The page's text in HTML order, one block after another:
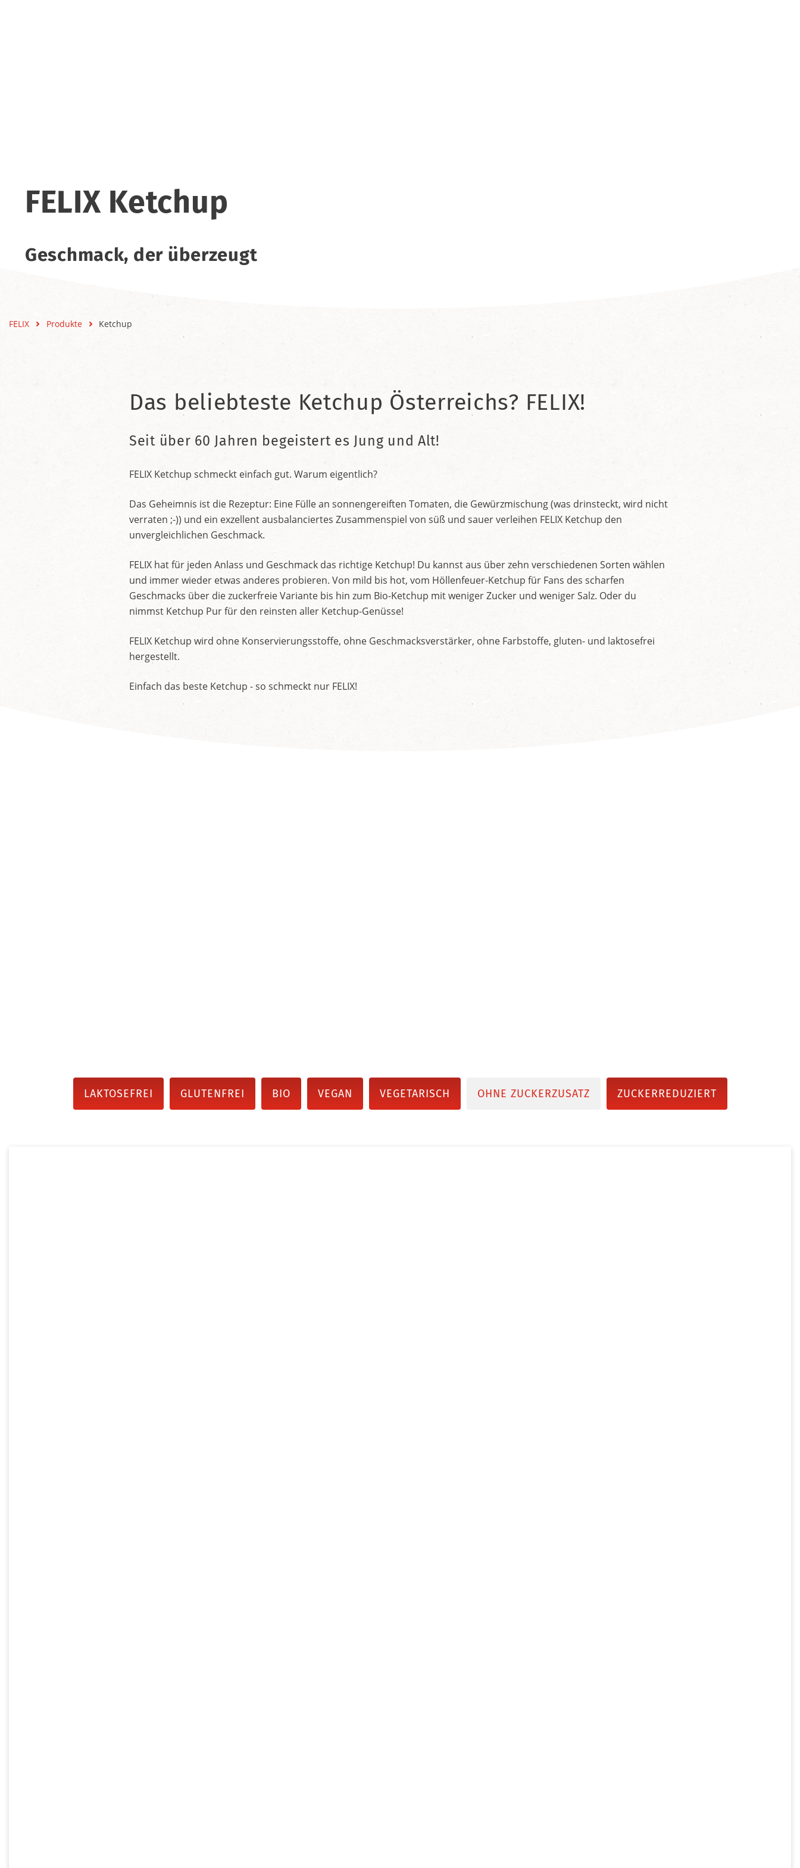
FELIX Ketchup
Geschmack, der überzeugt
FELIX Produkte Ketchup
Das beliebteste Ketchup Österreichs? FELIX!
Seit über 60 Jahren begeistert es Jung und Alt!
FELIX Ketchup schmeckt einfach gut. Warum eigentlich?
Das Geheimnis ist die Rezeptur: Eine Fülle an sonnengereiften Tomaten, die Gewürzmischung (was drinsteckt, wird nicht
verraten ;-)) und ein exzellent ausbalanciertes Zusammenspiel von süß und sauer verleihen FELIX Ketchup den
unvergleichlichen Geschmack.
FELIX hat für jeden Anlass und Geschmack das richtige Ketchup! Du kannst aus über zehn verschiedenen Sorten wählen
und immer wieder etwas anderes probieren. Von mild bis hot, vom Höllenfeuer-Ketchup für Fans des scharfen
Geschmacks über die zuckerfreie Variante bis hin zum Bio-Ketchup mit weniger Zucker und weniger Salz. Oder du
nimmst Ketchup Pur für den reinsten aller Ketchup-Genüsse!
FELIX Ketchup wird ohne Konservierungsstoffe, ohne Geschmacksverstärker, ohne Farbstoffe, gluten- und laktosefrei
hergestellt.
Einfach das beste Ketchup - so schmeckt nur FELIX!
LAKTOSEFREI GLUTENFREI BIO VEGAN VEGETARISCH OHNE ZUCKERZUSATZ ZUCKERREDUZIERT